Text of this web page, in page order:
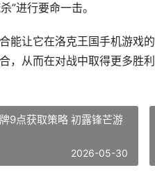
”进行要命一击。
能让它在洛克王国手机游戏
，从而在对战中取得更多胜利
9点获取策略 初露锋芒游
2026-05-30